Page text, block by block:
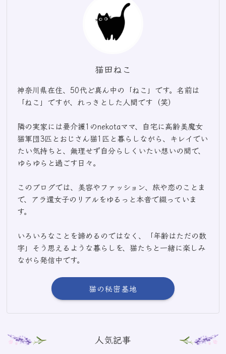
猫田ねこ
神奈川県在住、50代ど真ん中の「ねこ」です。名前は
「ねこ」ですが、れっきとした人間です（笑）
隣の実家には要介護1のnekotaママ、自宅に高齢美魔女
猫軍団3匹とおじさん猫1匹と暮らしながら、キレイでい
たい気持ちと、無理せず自分らしくいたい想いの間で、
ゆらゆらと過ごす日々。
このブログでは、美容やファッション、旅や恋のことま
で、アラ還女子のリアルをゆるっと本音で綴っていま
す。
いろいろなことを諦めるのではなく、「年齢はただの数
字」そう思えるような暮らしを、猫たちと一緒に楽しみ
ながら発信中です。
猫の秘密基地
人気記事